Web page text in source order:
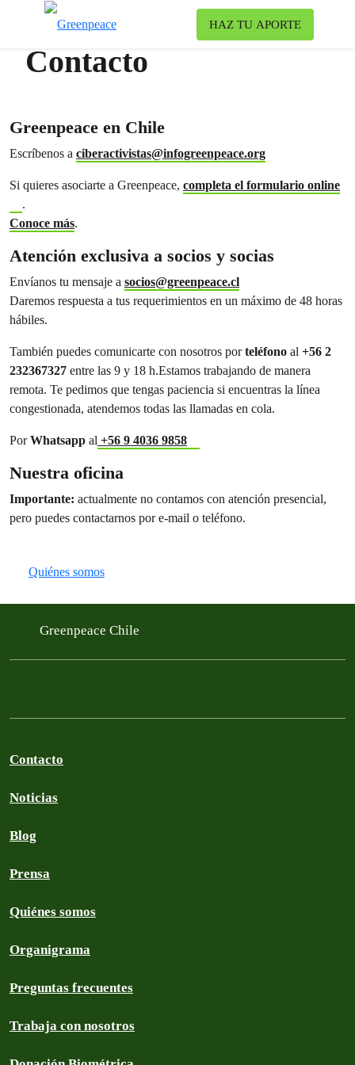
HAZ TU APORTE
Contacto
Greenpeace en Chile
Escríbenos a ciberactivistas@infogreenpeace.org
Si quieres asociarte a Greenpeace, completa el formulario online
.
Conoce más.
Atención exclusiva a socios y socias
Envíanos tu mensaje a socios@greenpeace.cl
Daremos respuesta a tus requerimientos en un máximo de 48 horas
hábiles.
También puedes comunicarte con nosotros porteléfono al +56 2
232367327 entre las 9 y 18 h.Estamos trabajando de manera
remota. Te pedimos que tengas paciencia si encuentras la línea
congestionada, atendemos todas las llamadas en cola.
PorWhatsapp al +56 9 4036 9858
Nuestra oficina
Importante: actualmente no contamos con atención presencial,
pero puedes contactarnos por e-mail o teléfono.
Quiénes somos
Greenpeace Chile
Contacto
Noticias
Blog
Prensa
Quiénes somos
Organigrama
Preguntas frecuentes
Trabaja con nosotros